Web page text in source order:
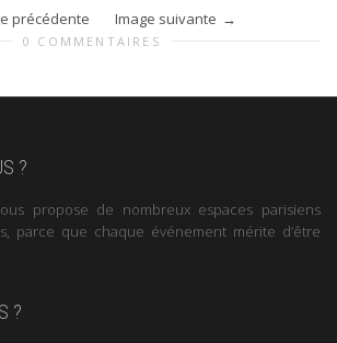
précédente Image suivante
0 COMMENTAIRES
?
propose de nombreux espaces parisiens
parce que chaque événement mérite d’être
?